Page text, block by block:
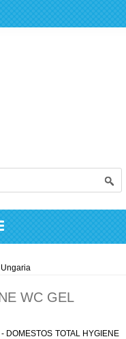
Ungaria
WC GEL
DOMESTOS TOTAL HYGIENE